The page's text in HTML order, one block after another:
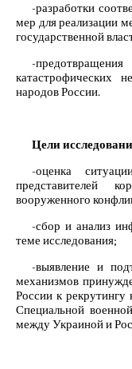
-разработки
мер для реализации
государственной
-
катастрофических
народов России.
Цели
-оценка
представителей
вооруженного
-сбор и анализ
теме исследования;
-выявление и
механизмов
России к
Специальной
между Украиной и